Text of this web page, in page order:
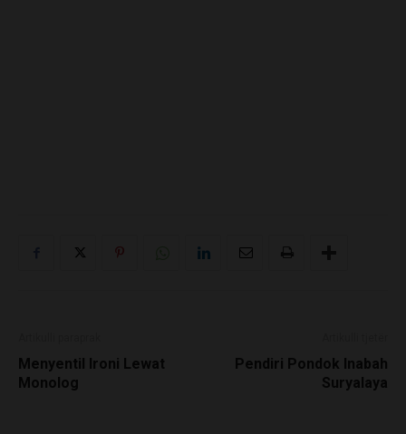
Menyentil Ironi Lewat
Monolog
Pendiri Pondok Inabah
Suryalaya